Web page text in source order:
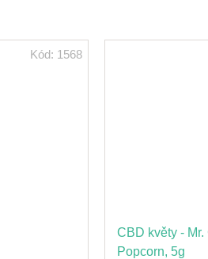
Kód: 1568
CBD květy -
Popcorn, 5g